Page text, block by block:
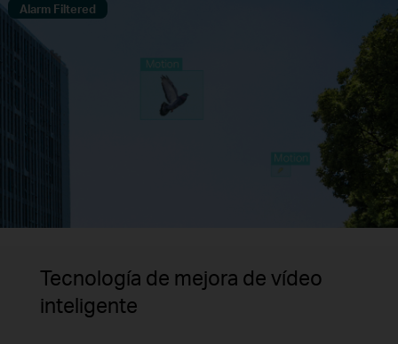
Alarm Filtered
Tecnología de mejora de vídeo
inteligente